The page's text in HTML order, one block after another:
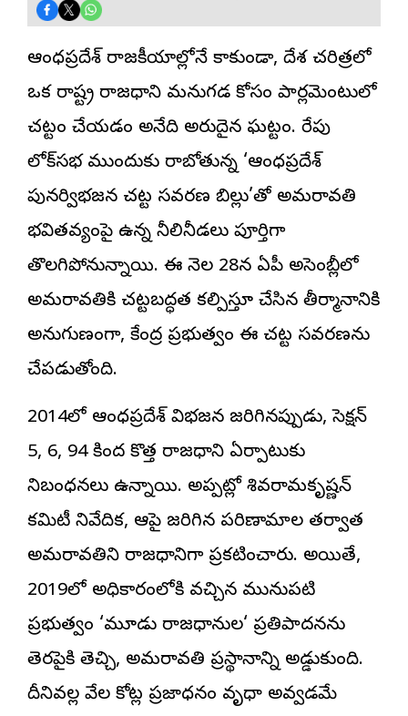
ఆంధ్రప్రదేశ్ రాజకీయాల్లోనే కాకుండా, దేశ చరిత్రలో
ఒక రాష్ట్ర రాజధాని మనుగడ కోసం పార్లమెంటులో
చట్టం చేయడం అనేది అరుదైన ఘట్టం. రేపు
లోక్‌సభ ముందుకు రాబోతున్న ‘ఆంధ్రప్రదేశ్
పునర్విభజన చట్ట సవరణ బిల్లు’తో అమరావతి
భవితవ్యంపై ఉన్న నీలినీడలు పూర్తిగా
తొలగిపోనున్నాయి. ఈ నెల 28న ఏపీ అసెంబ్లీలో
అమరావతికి చట్టబద్ధత కల్పిస్తూ చేసిన తీర్మానానికి
అనుగుణంగా, కేంద్ర ప్రభుత్వం ఈ చట్ట సవరణను
చేపడుతోంది.
2014లో ఆంధ్రప్రదేశ్ విభజన జరిగినప్పుడు, సెక్షన్
5, 6, 94 కింద కొత్త రాజధాని ఏర్పాటుకు
నిబంధనలు ఉన్నాయి. అప్పట్లో శివరామకృష్ణన్
కమిటీ నివేదిక, ఆపై జరిగిన పరిణామాల తర్వాత
అమరావతిని రాజధానిగా ప్రకటించారు. అయితే,
2019లో అధికారంలోకి వచ్చిన మునుపటి
ప్రభుత్వం ‘మూడు రాజధానుల‘ ప్రతిపాదనను
తెరపైకి తెచ్చి, అమరావతి ప్రస్థానాన్ని అడ్డుకుంది.
దీనివల్ల వేల కోట్ల ప్రజాధనం వృధా అవ్వడమే